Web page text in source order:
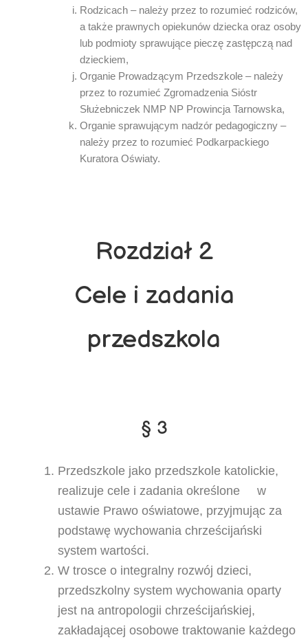
Rodzicach – należy przez to rozumieć rodziców,
a także prawnych opiekunów dziecka oraz osoby
lub podmioty sprawujące pieczę zastępczą nad
dzieckiem,
Organie Prowadzącym Przedszkole – należy
przez to rozumieć Zgromadzenia Sióstr
Służebniczek NMP NP Prowincja Tarnowska,
Organie sprawującym nadzór pedagogiczny –
należy przez to rozumieć Podkarpackiego
Kuratora Oświaty.
Rozdział 2
Cele i zadania
przedszkola
§ 3
Przedszkole jako przedszkole katolickie,
realizuje cele i zadania określone w
ustawie Prawo oświatowe, przyjmując za
podstawę wychowania chrześcijański
system wartości.
W trosce o integralny rozwój dzieci,
przedszkolny system wychowania oparty
jest na antropologii chrześcijańskiej,
zakładającej osobowe traktowanie każdego